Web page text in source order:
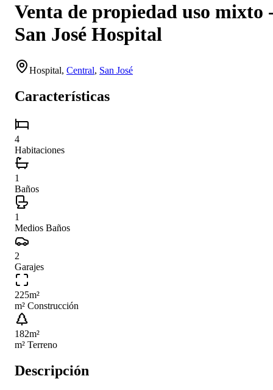
Venta de propiedad uso mixto
San José Hospital
Hospital, Central, San José
Características
4
Habitaciones
1
Baños
1
Medios Baños
2
Garajes
225m²
m² Construcción
182m²
m² Terreno
Descripción